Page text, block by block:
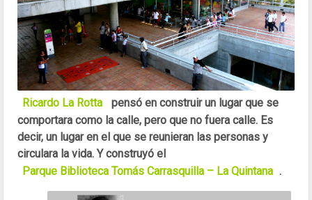
Ricardo La Rotta
pensó en construir un lugar que se
comportara como la calle, pero que no fuera calle. Es
decir, un lugar en el que se reunieran las personas y
circulara la vida. Y construyó el
Parque Biblioteca Tomás Carrasquilla – La Quintana .